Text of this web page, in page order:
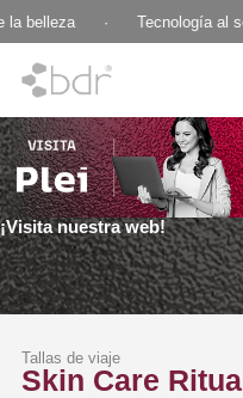
belleza Tecnología al
¡Visita nuestra web!
Tallas de viaje
Skin Care